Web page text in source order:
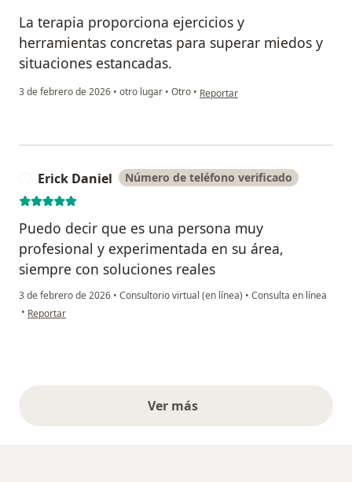
La terapia proporciona ejercicios y
herramientas concretas para superar miedos y
situaciones estancadas.
3 de febrero de 2026 • otro lugar • Otro • en opinión del usuario Janet
Reportar
Erick Daniel Número de teléfono verificado
Puedo decir que es una persona muy
profesional y experimentada en su área,
siempre con soluciones reales
3 de febrero de 2026 • Consultorio virtual (en línea) • Consulta en línea
• en opinión del usuario Erick Daniel
Reportar
Ver másopiniones anteriores